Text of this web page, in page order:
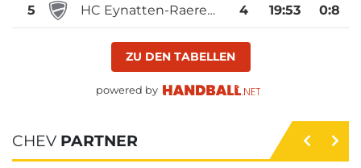
5 HC Eynatten-Raeren (B) 4 19:53 0:8
ZU DEN TABELLEN
powered by
CHEV PARTNER